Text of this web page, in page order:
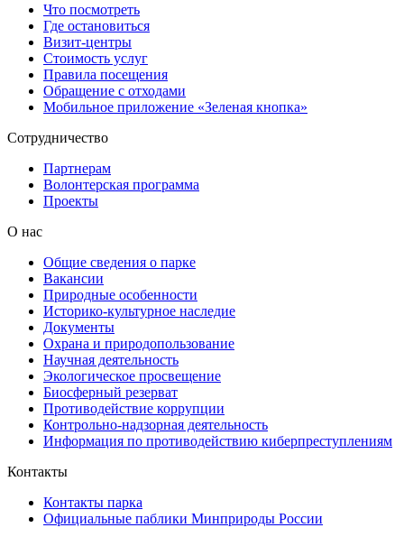
Что посмотреть
Где остановиться
Визит-центры
Стоимость услуг
Правила посещения
Обращение с отходами
Мобильное приложение «Зеленая кнопка»
Сотрудничество
Партнерам
Волонтерская программа
Проекты
О нас
Общие сведения о парке
Вакансии
Природные особенности
Историко-культурное наследие
Документы
Охрана и природопользование
Научная деятельность
Экологическое просвещение
Биосферный резерват
Противодействие коррупции
Контрольно-надзорная деятельность
Информация по противодействию киберпреступлениям
Контакты
Контакты парка
Официальные паблики Минприроды России